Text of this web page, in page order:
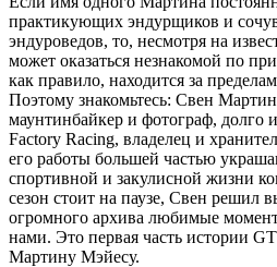
практикующих эндурщиков и
эндуроведов, то, несмотря на
может оказаться незнакомой по
как правило, находится за
Поэтому знакомьтесь: Свен
маунтинбайкер и фотограф, долго
Factory Racing, владелец и
его работы большей частью
спортивной и закулисной жизни
сезон стоит на паузе, Свен решил
огромного архива любимые
нами. Это первая часть истории
Мартину Мэйесу.